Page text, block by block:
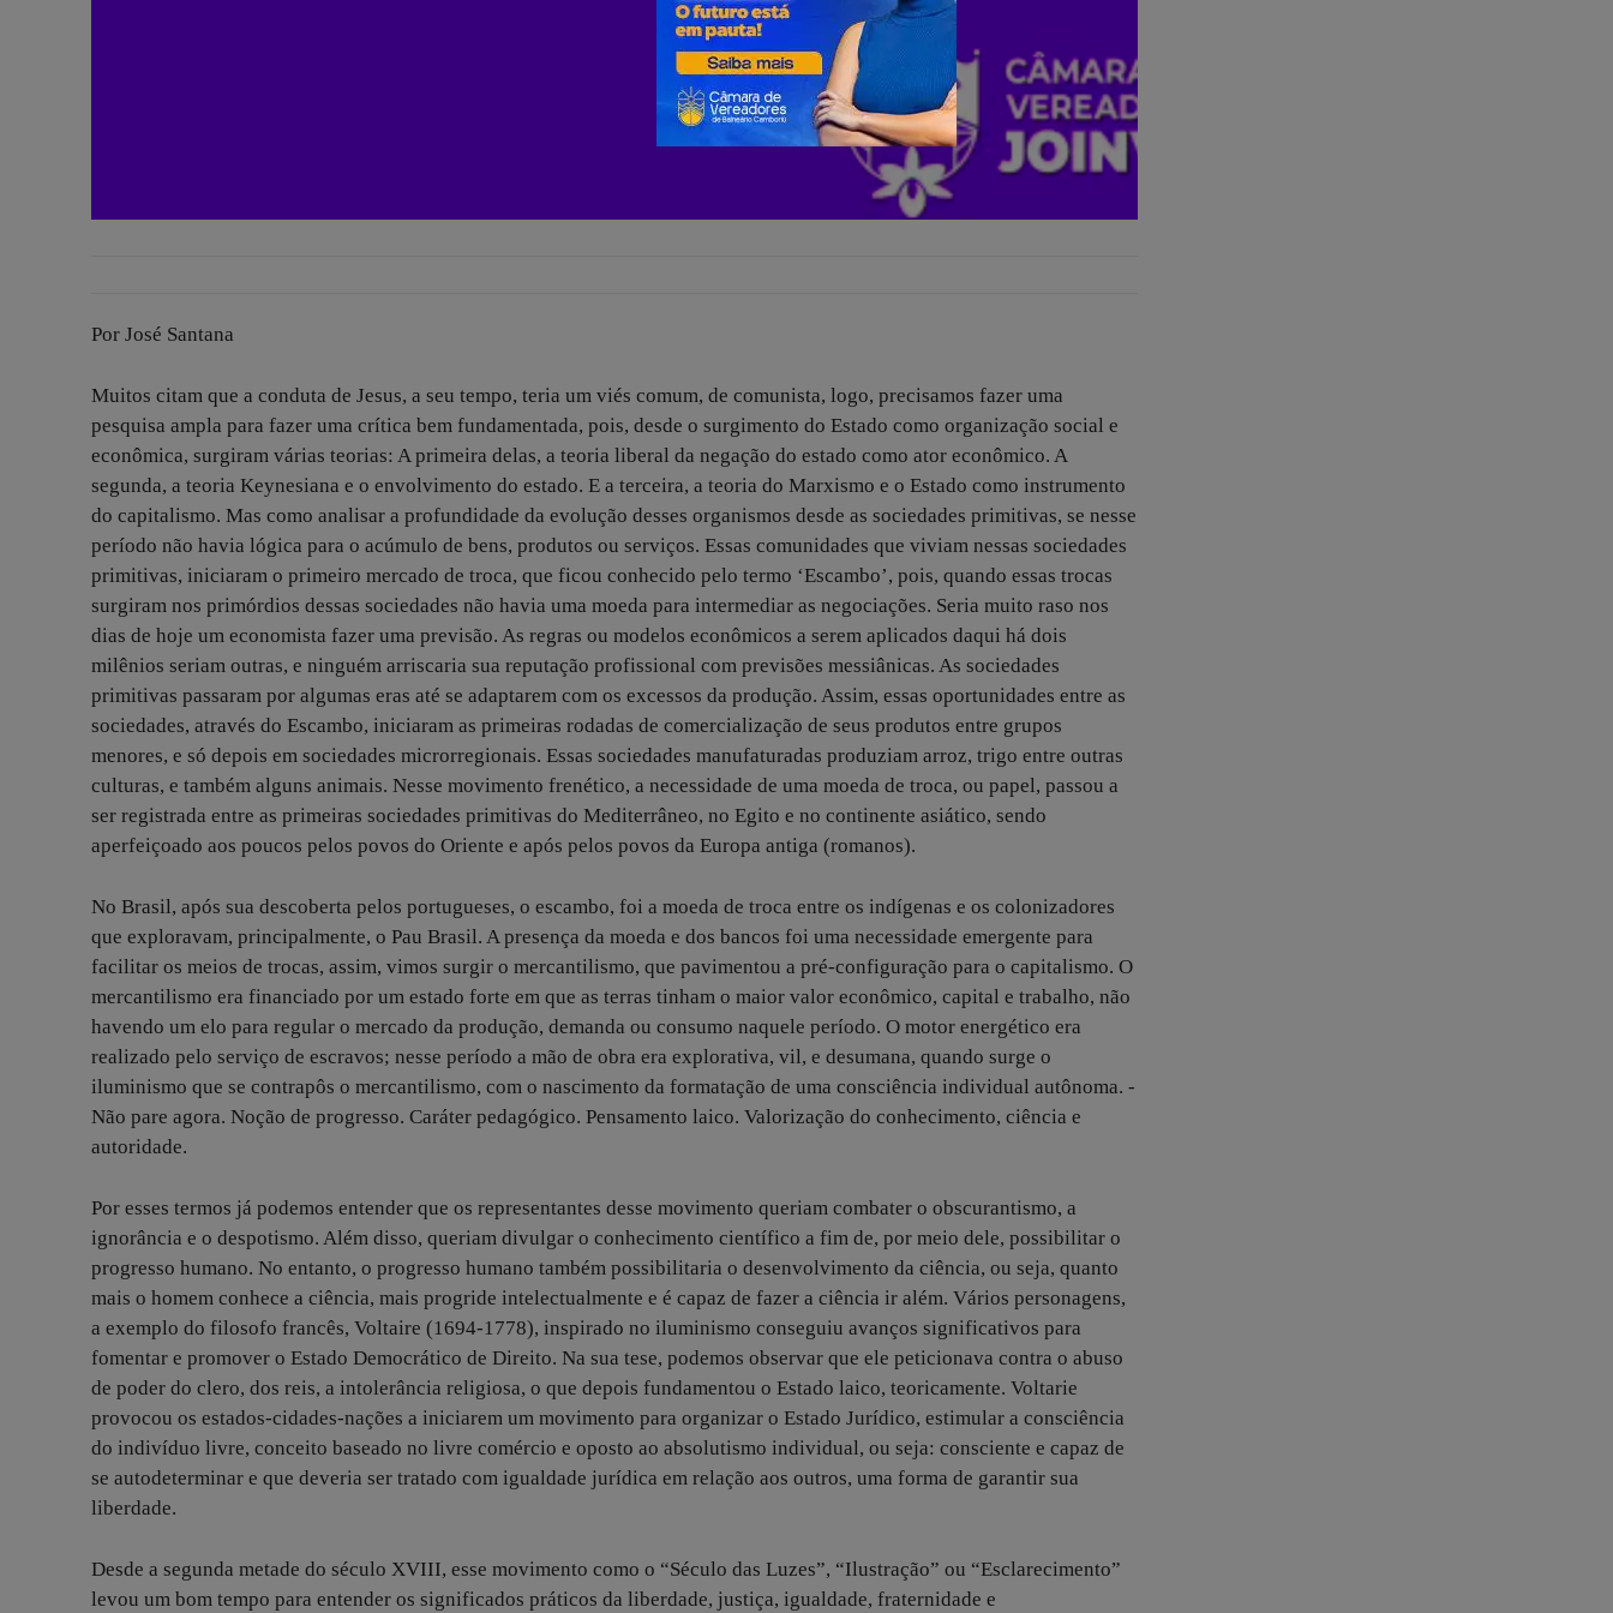
Por José Santana
Muitos citam que a conduta de Jesus, a seu tempo, teria um viés comum, de comunista, logo, precisamos fazer uma
pesquisa ampla para fazer uma crítica bem fundamentada, pois, desde o surgimento do Estado como organização social e
econômica, surgiram várias teorias: A primeira delas, a teoria liberal da negação do estado como ator econômico. A
segunda, a teoria Keynesiana e o envolvimento do estado. E a terceira, a teoria do Marxismo e o Estado como instrumento
do capitalismo. Mas como analisar a profundidade da evolução desses organismos desde as sociedades primitivas, se nesse
período não havia lógica para o acúmulo de bens, produtos ou serviços. Essas comunidades que viviam nessas sociedades
primitivas, iniciaram o primeiro mercado de troca, que ficou conhecido pelo termo ‘Escambo’, pois, quando essas trocas
surgiram nos primórdios dessas sociedades não havia uma moeda para intermediar as negociações. Seria muito raso nos
dias de hoje um economista fazer uma previsão. As regras ou modelos econômicos a serem aplicados daqui há dois
milênios seriam outras, e ninguém arriscaria sua reputação profissional com previsões messiânicas. As sociedades
primitivas passaram por algumas eras até se adaptarem com os excessos da produção. Assim, essas oportunidades entre as
sociedades, através do Escambo, iniciaram as primeiras rodadas de comercialização de seus produtos entre grupos
menores, e só depois em sociedades microrregionais. Essas sociedades manufaturadas produziam arroz, trigo entre outras
culturas, e também alguns animais. Nesse movimento frenético, a necessidade de uma moeda de troca, ou papel, passou a
ser registrada entre as primeiras sociedades primitivas do Mediterrâneo, no Egito e no continente asiático, sendo
aperfeiçoado aos poucos pelos povos do Oriente e após pelos povos da Europa antiga (romanos).
No Brasil, após sua descoberta pelos portugueses, o escambo, foi a moeda de troca entre os indígenas e os colonizadores
que exploravam, principalmente, o Pau Brasil. A presença da moeda e dos bancos foi uma necessidade emergente para
facilitar os meios de trocas, assim, vimos surgir o mercantilismo, que pavimentou a pré-configuração para o capitalismo. O
mercantilismo era financiado por um estado forte em que as terras tinham o maior valor econômico, capital e trabalho, não
havendo um elo para regular o mercado da produção, demanda ou consumo naquele período. O motor energético era
realizado pelo serviço de escravos; nesse período a mão de obra era explorativa, vil, e desumana, quando surge o
iluminismo que se contrapôs o mercantilismo, com o nascimento da formatação de uma consciência individual autônoma. -
Não pare agora. Noção de progresso. Caráter pedagógico. Pensamento laico. Valorização do conhecimento, ciência e
autoridade.
Por esses termos já podemos entender que os representantes desse movimento queriam combater o obscurantismo, a
ignorância e o despotismo. Além disso, queriam divulgar o conhecimento científico a fim de, por meio dele, possibilitar o
progresso humano. No entanto, o progresso humano também possibilitaria o desenvolvimento da ciência, ou seja, quanto
mais o homem conhece a ciência, mais progride intelectualmente e é capaz de fazer a ciência ir além. Vários personagens,
a exemplo do filosofo francês, Voltaire (1694-1778), inspirado no iluminismo conseguiu avanços significativos para
fomentar e promover o Estado Democrático de Direito. Na sua tese, podemos observar que ele peticionava contra o abuso
de poder do clero, dos reis, a intolerância religiosa, o que depois fundamentou o Estado laico, teoricamente. Voltarie
provocou os estados-cidades-nações a iniciarem um movimento para organizar o Estado Jurídico, estimular a consciência
do indivíduo livre, conceito baseado no livre comércio e oposto ao absolutismo individual, ou seja: consciente e capaz de
se autodeterminar e que deveria ser tratado com igualdade jurídica em relação aos outros, uma forma de garantir sua
liberdade.
Desde a segunda metade do século XVIII, esse movimento como o “Século das Luzes”, “Ilustração” ou “Esclarecimento”
levou um bom tempo para entender os significados práticos da liberdade, justiça, igualdade, fraternidade e